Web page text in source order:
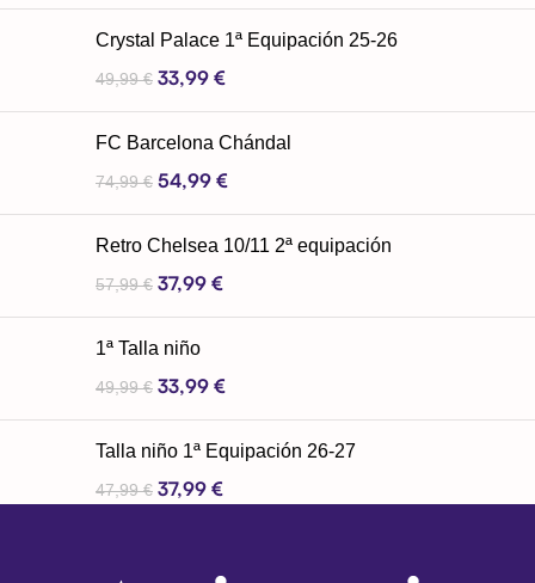
Crystal Palace 1ª Equipación 25-26
49,99€ 33,99 €
FC Barcelona Chándal
74,99€ 54,99 €
Retro Chelsea 10/11 2ª equipación
57,99€ 37,99 €
1ª Talla niño
49,99€ 33,99 €
Talla niño 1ª Equipación 26-27
47,99€ 37,99 €